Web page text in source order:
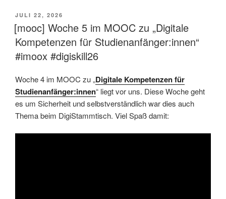
VERÖFFENTLICHT
AM
JULI 22, 2026
[mooc] Woche 5 im MOOC zu „Digitale
Kompetenzen für Studienanfänger:innen“
#imoox #digiskill26
Woche 4 im MOOC zu „Digitale Kompetenzen für
Studienanfänger:innen“ liegt vor uns. Diese Woche geht
es um Sicherheit und selbstverständlich war dies auch
Thema beim DigiStammtisch. Viel Spaß damit: